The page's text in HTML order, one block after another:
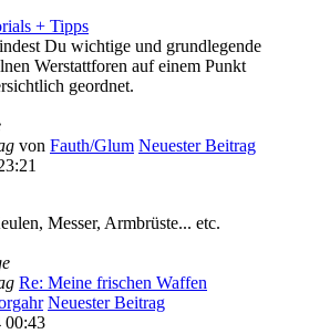
+ Tipps
Du wichtige und grundlegende
Werstattforen auf einem Punkt
geordnet.
von Fauth/Glum Neuester Beitrag
Messer, Armbrüste... etc.
Re: Meine frischen Waffen
Neuester Beitrag
00:43